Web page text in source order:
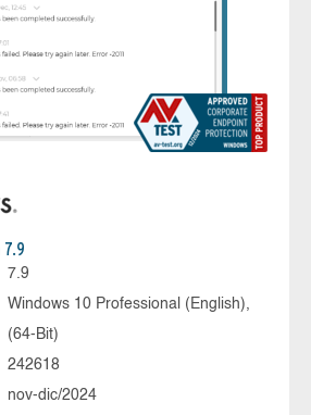
7.9
Windows 10 Professional (English),
(64-Bit)
242618
nov-dic/2024